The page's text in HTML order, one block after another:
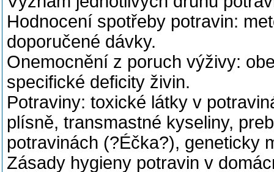
Hodnocení spotřeby potravin:
doporučené dávky.
Onemocnění z poruch výživy:
specifické deficity živin.
Potraviny: toxické látky v
plísně, transmastné kyseliny,
potravinách (?Éčka?), geneticky
Zásady hygieny potravin v